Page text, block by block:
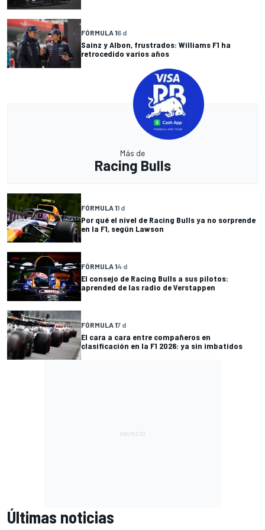
FÓRMULA 16 d
Sainz y Albon, frustrados: Williams F1 ha
retrocedido varios años
Más de
Racing Bulls
FÓRMULA 11 d
Por qué el nivel de Racing Bulls ya no sorprende
en la F1, según Lawson
FÓRMULA 14 d
El consejo de Racing Bulls a sus pilotos:
aprended de las radio de Verstappen
FÓRMULA 17 d
El cara a cara entre compañeros en
clasificación en la F1 2026: ya sin imbatidos
Últimas noticias